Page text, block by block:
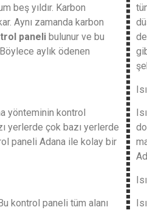
beş yıldır. Karbon
Aynı zamanda karbon
paneli bulunur ve bu
aylık ödenen
yönteminin kontrol
yerlerde çok bazı yerlerde
paneli Adana ile kolay bir
kontrol paneli tüm alanı